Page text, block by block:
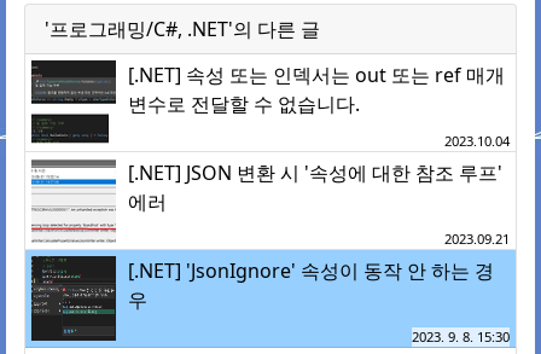
'프로그래밍/C#, .NET'의 다른 글
[.NET] 속성 또는 인덱서는 out 또는 ref 매개
변수로 전달할 수 없습니다.
2023.10.04
[.NET] JSON 변환 시 '속성에 대한 참조 루프'
에러
2023.09.21
[.NET] 'JsonIgnore' 속성이 동작 안 하는 경
우
2023. 9. 8. 15:30